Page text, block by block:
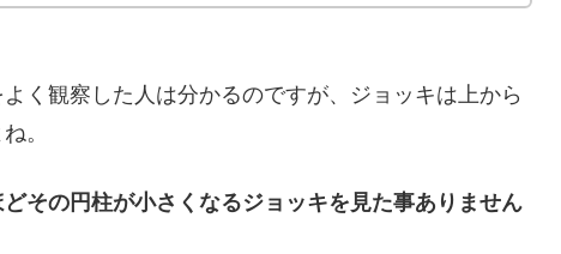
く観察した人は分かるのですが、ジョッキは上から
。
その円柱が小さくなるジョッキを見た事ありません